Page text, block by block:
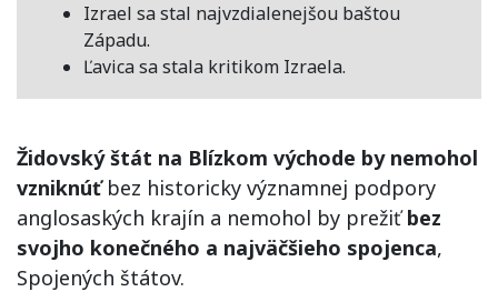
Izrael sa stal najvzdialenejšou baštou
Západu.
Ľavica sa stala kritikom Izraela.
Židovský štát na Blízkom východe by nemohol
vzniknúťbez historicky významnej podpory
anglosaských krajín a nemohol by prežiťbez
svojho konečného a najväčšieho spojenca,
Spojených štátov.